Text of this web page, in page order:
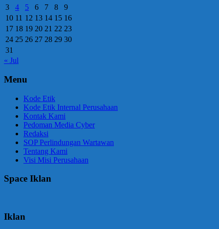
3
4 5 6 7 8
9
10 11 12 13 14 15 16
17 18 19 20 21 22 23
24 25 26 27 28 29 30
31
« Jul
Menu
Kode Etik
Kode Etik Internal Perusahaan
Kontak Kami
Pedoman Media Cyber
Redaksi
SOP Perlindungan Wartawan
Tentang Kami
Visi Misi Perusahaan
Space Iklan
Iklan